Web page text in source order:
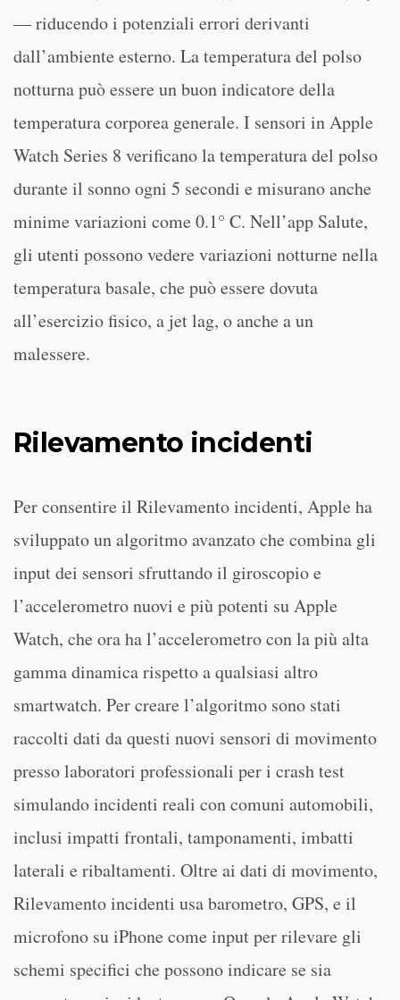
— riducendo i potenziali errori derivanti
dall’ambiente esterno. La temperatura del polso
notturna può essere un buon indicatore della
temperatura corporea generale. I sensori in Apple
Watch Series 8 verificano la temperatura del polso
durante il sonno ogni 5 secondi e misurano anche
minime variazioni come 0.1° C. Nell’app Salute,
gli utenti possono vedere variazioni notturne nella
temperatura basale, che può essere dovuta
all’esercizio fisico, a jet lag, o anche a un
malessere.
Rilevamento incidenti
Per consentire il Rilevamento incidenti, Apple ha
sviluppato un algoritmo avanzato che combina gli
input dei sensori sfruttando il giroscopio e
l’accelerometro nuovi e più potenti su Apple
Watch, che ora ha l’accelerometro con la più alta
gamma dinamica rispetto a qualsiasi altro
smartwatch. Per creare l’algoritmo sono stati
raccolti dati da questi nuovi sensori di movimento
presso laboratori professionali per i crash test
simulando incidenti reali con comuni automobili,
inclusi impatti frontali, tamponamenti, imbatti
laterali e ribaltamenti. Oltre ai dati di movimento,
Rilevamento incidenti usa barometro, GPS, e il
microfono su iPhone come input per rilevare gli
schemi specifici che possono indicare se sia